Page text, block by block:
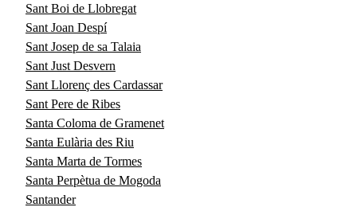
Sant Boi de Llobregat
Sant Joan Despí
Sant Josep de sa Talaia
Sant Just Desvern
Sant Llorenç des Cardassar
Sant Pere de Ribes
Santa Coloma de Gramenet
Santa Eulària des Riu
Santa Marta de Tormes
Santa Perpètua de Mogoda
Santander